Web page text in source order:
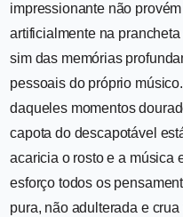
impressionante não
artificialmente na
sim das memórias
pessoais do próprio
daqueles momentos
capota do descapotável
acaricia o rosto e a música
esforço todos os
pura, não adulterada e